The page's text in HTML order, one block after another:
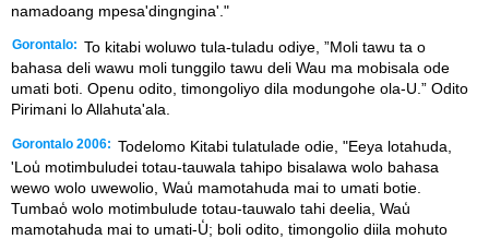
namadoang mpesa'dingngina'."
Gorontalo: To kitabi woluwo tula-tuladu odiye, ”Moli tawu ta o
bahasa deli wawu moli tunggilo tawu deli Wau ma mobisala ode
umati boti. Openu odito, timongoliyo dila modungohe ola-U.” Odito
Pirimani lo Allahuta'ala.
Gorontalo 2006: Todelomo Kitabi tulatulade odie, "Eeya lotahuda,
'Lou̒ motimbuludei totau-tauwala tahipo bisalawa wolo bahasa
wewo wolo uwewolio, Wau̒ mamotahuda mai to umati botie.
Tumbao̒ wolo motimbulude totau-tauwalo tahi deelia, Wau̒
mamotahuda mai to umati-U̒; boli odito, timongolio diila mohuto